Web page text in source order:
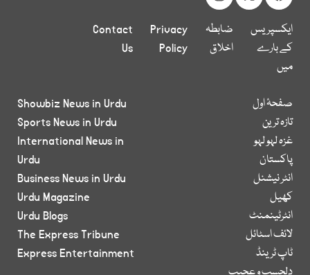
ایکسپریس
کے بارے
میں
ضابطہ
اخلاق
Privacy
Policy
Contact
Us
صفحۂ اول
تازہ ترین
غزہ لہو لہو
پاکستان
انٹر نیشنل
کھیل
انٹرٹینمنٹ
لائف اسٹائل
ٹاپ ٹرینڈ
Showbiz News in Urdu
Sports News in Urdu
International News in
Urdu
Business News in Urdu
Urdu Magazine
Urdu Blogs
The Express Tribune
Express Entertainment